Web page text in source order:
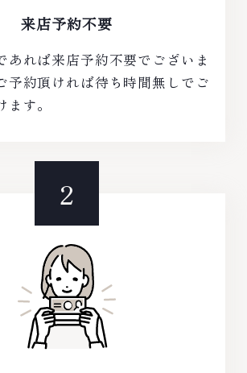
来店予約不要
あれば来店予約不要でございま
予約頂ければ待ち時間無しでご
す。